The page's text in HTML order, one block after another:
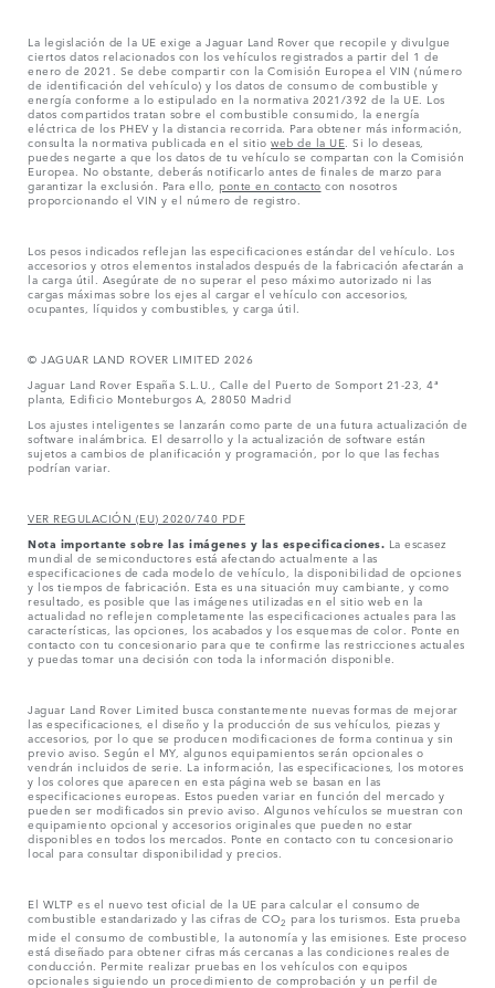
La legislación de la UE exige a Jaguar Land Rover que recopile y divulgue
ciertos datos relacionados con los vehículos registrados a partir del 1 de
enero de 2021. Se debe compartir con la Comisión Europea el VIN (número
de identificación del vehículo) y los datos de consumo de combustible y
energía conforme a lo estipulado en la normativa 2021/392 de la UE. Los
datos compartidos tratan sobre el combustible consumido, la energía
eléctrica de los PHEV y la distancia recorrida. Para obtener más información,
consulta la normativa publicada en el sitio web de la UE . Si lo deseas,
puedes negarte a que los datos de tu vehículo se compartan con la Comisión
Europea. No obstante, deberás notificarlo antes de finales de marzo para
garantizar la exclusión. Para ello, ponte en contacto con nosotros
proporcionando el VIN y el número de registro.
Los pesos indicados reflejan las especificaciones estándar del vehículo. Los
accesorios y otros elementos instalados después de la fabricación afectarán a
la carga útil. Asegúrate de no superar el peso máximo autorizado ni las
cargas máximas sobre los ejes al cargar el vehículo con accesorios,
ocupantes, líquidos y combustibles, y carga útil.
© JAGUAR LAND ROVER LIMITED 2026
Jaguar Land Rover España S.L.U., Calle del Puerto de Somport 21-23, 4ª
planta, Edificio Monteburgos A, 28050 Madrid
Los ajustes inteligentes se lanzarán como parte de una futura actualización de
software inalámbrica. El desarrollo y la actualización de software están
sujetos a cambios de planificación y programación, por lo que las fechas
podrían variar.
VER REGULACIÓN (EU) 2020/740 PDF
Nota importante sobre las imágenes y las especificaciones. La escasez
mundial de semiconductores está afectando actualmente a las
especificaciones de cada modelo de vehículo, la disponibilidad de opciones
y los tiempos de fabricación. Esta es una situación muy cambiante, y como
resultado, es posible que las imágenes utilizadas en el sitio web en la
actualidad no reflejen completamente las especificaciones actuales para las
características, las opciones, los acabados y los esquemas de color. Ponte en
contacto con tu concesionario para que te confirme las restricciones actuales
y puedas tomar una decisión con toda la información disponible.
Jaguar Land Rover Limited busca constantemente nuevas formas de mejorar
las especificaciones, el diseño y la producción de sus vehículos, piezas y
accesorios, por lo que se producen modificaciones de forma continua y sin
previo aviso. Según el MY, algunos equipamientos serán opcionales o
vendrán incluidos de serie. La información, las especificaciones, los motores
y los colores que aparecen en esta página web se basan en las
especificaciones europeas. Estos pueden variar en función del mercado y
pueden ser modificados sin previo aviso. Algunos vehículos se muestran con
equipamiento opcional y accesorios originales que pueden no estar
disponibles en todos los mercados. Ponte en contacto con tu concesionario
local para consultar disponibilidad y precios.
El WLTP es el nuevo test oficial de la UE para calcular el consumo de
combustible estandarizado y las cifras de CO2 para los turismos. Esta prueba
mide el consumo de combustible, la autonomía y las emisiones. Este proceso
está diseñado para obtener cifras más cercanas a las condiciones reales de
conducción. Permite realizar pruebas en los vehículos con equipos
opcionales siguiendo un procedimiento de comprobación y un perfil de